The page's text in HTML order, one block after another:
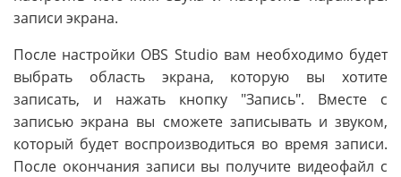
записи экрана.
После настройки OBS Studio вам необходимо будет
выбрать область экрана, которую вы хотите
записать, и нажать кнопку "Запись". Вместе с
записью экрана вы сможете записывать и звуком,
который будет воспроизводиться во время записи.
После окончания записи вы получите видеофайл с